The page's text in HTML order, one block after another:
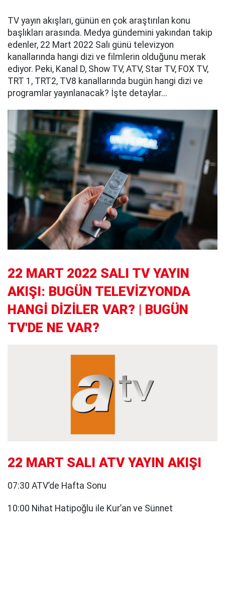
TV yayın akışları, günün en çok araştırılan konu
başlıkları arasında. Medya gündemini yakından takip
edenler, 22 Mart 2022 Salı günü televizyon
kanallarında hangi dizi ve filmlerin olduğunu merak
ediyor. Peki, Kanal D, Show TV, ATV, Star TV, FOX TV,
TRT 1, TRT2, TV8 kanallarında bugün hangi dizi ve
programlar yayınlanacak? İşte detaylar...
22 MART 2022 SALI TV YAYIN
AKIŞI: BUGÜN TELEVİZYONDA
HANGİ DİZİLER VAR? | BUGÜN
TV'DE NE VAR?
22 MART SALI ATV YAYIN AKIŞI
07:30 ATV’de Hafta Sonu
10:00 Nihat Hatipoğlu ile Kur’an ve Sünnet